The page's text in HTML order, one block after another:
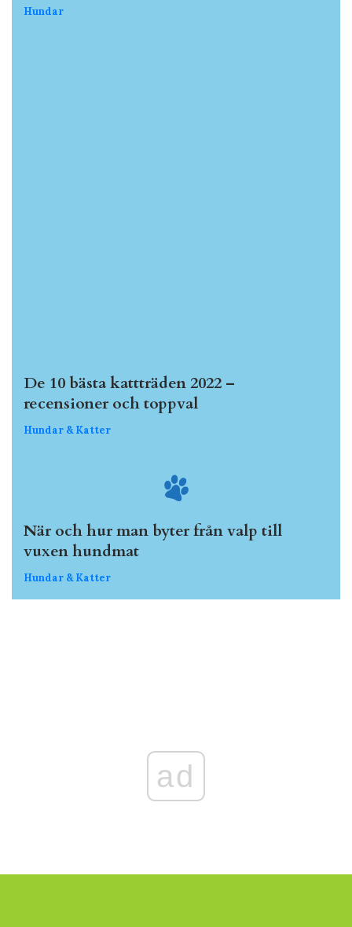
Hundar
De 10 bästa kattträden 2022 –
recensioner och toppval
Hundar & Katter
När och hur man byter från valp till
vuxen hundmat
Hundar & Katter
ad